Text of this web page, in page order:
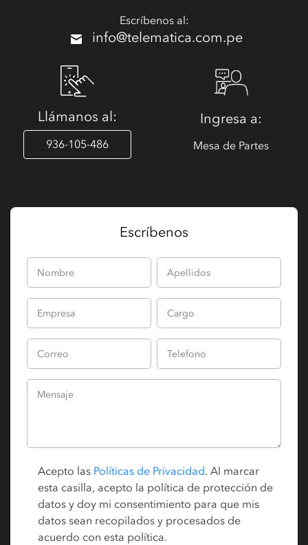
Escríbenos al:
info@telematica.com.pe
Llámanos al:
936-105-486
Ingresa a:
Mesa de Partes
Escríbenos
Acepto las Políticas de Privacidad. Al marcar
esta casilla, acepto la política de protección de
datos y doy mi consentimiento para que mis
datos sean recopilados y procesados de
acuerdo con esta política.